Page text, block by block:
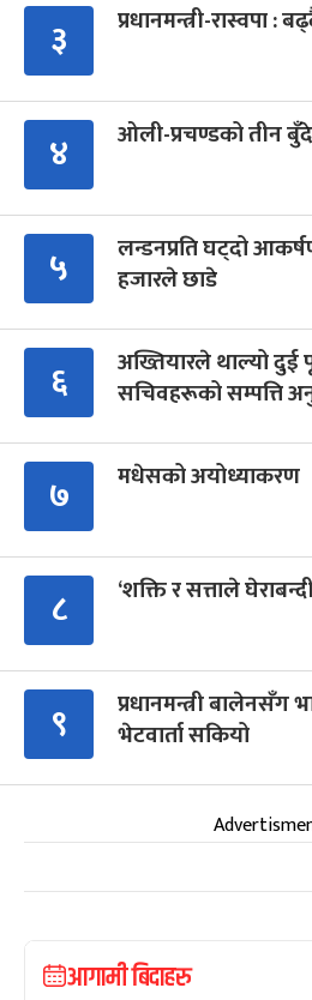
३ प्रधानमन्त्री-रास्वपा :
४ ओली-प्रचण्डको तीन
५
लन्डनप्रति घट्दो
हजारले छाडे
६
अख्तियारले थाल्यो दुई
सचिवहरूको सम्पत्ति
७ मधेसको अयोध्याकरण
८ ‘शक्ति र सत्ताले
९
प्रधानमन्त्री बालेनसँग
भेटवार्ता सकियो
आगामी बिदाहरु